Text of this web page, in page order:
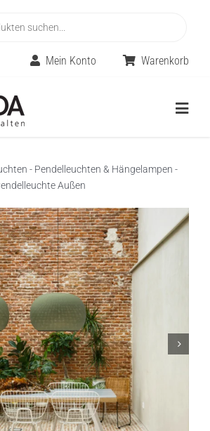
Mein Konto Warenkorb
- Pendelleuchten & Hängelampen -
Außen